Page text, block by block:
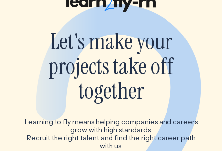
Let's make your
projects take off
together
Learning to fly means helping companies and careers
grow with high standards.
Recruit the right talent and find the right career path
with us.